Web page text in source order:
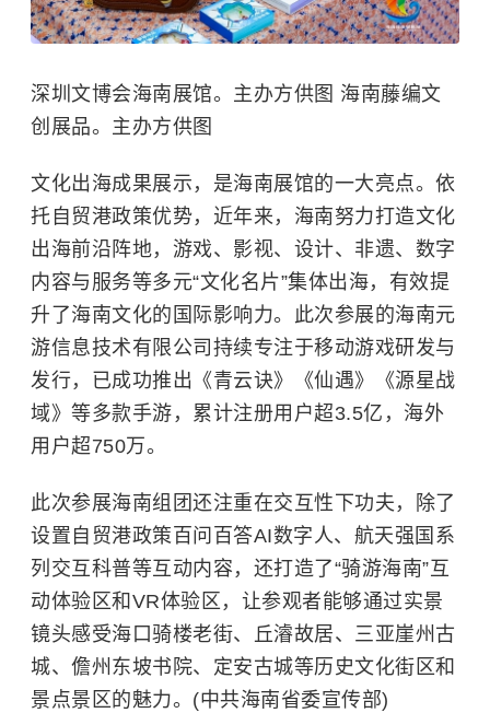
深圳文博会海南展馆。主办方供图 海南藤编文
创展品。主办方供图
文化出海成果展示，是海南展馆的一大亮点。依
托自贸港政策优势，近年来，海南努力打造文化
出海前沿阵地，游戏、影视、设计、非遗、数字
内容与服务等多元“文化名片”集体出海，有效提
升了海南文化的国际影响力。此次参展的海南元
游信息技术有限公司持续专注于移动游戏研发与
发⾏，已成功推出《青云诀》《仙遇》《源星战
域》等多款手游，累计注册用户超3.5亿，海外
用户超750万。
此次参展海南组团还注重在交互性下功夫，除了
设置自贸港政策百问百答AI数字人、航天强国系
列交互科普等互动内容，还打造了“骑游海南”互
动体验区和VR体验区，让参观者能够通过实景
镜头感受海口骑楼老街、丘濬故居、三亚崖州古
城、儋州东坡书院、定安古城等历史文化街区和
景点景区的魅力。(中共海南省委宣传部)